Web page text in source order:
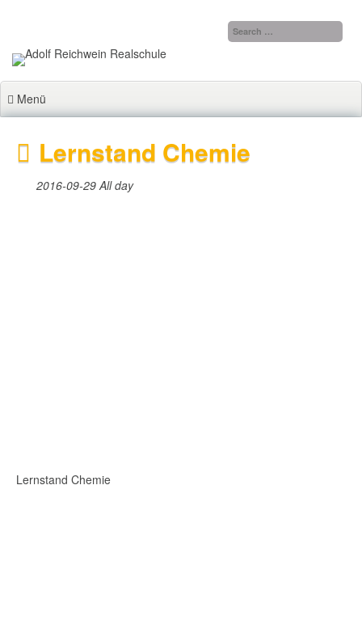
Menü
Lernstand Chemie
2016-09-29 All day
Lernstand Chemie